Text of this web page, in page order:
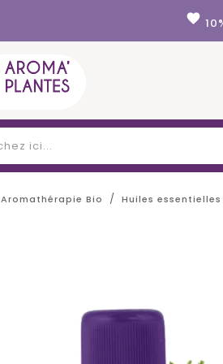
favorite
Aromathérapie Bio Huiles essentielles